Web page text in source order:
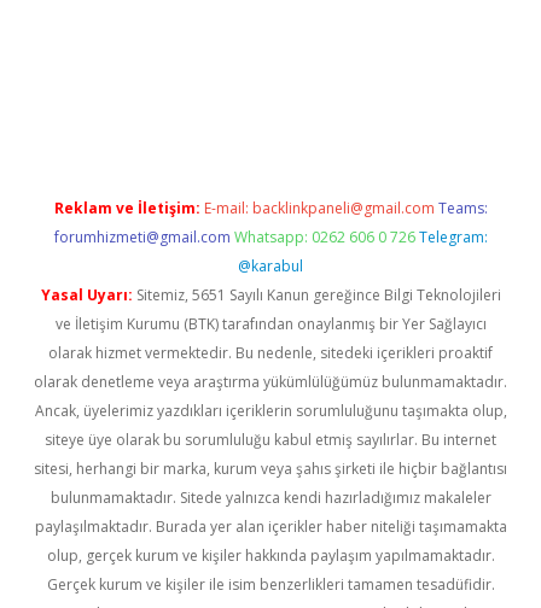
Reklam ve İletişim: E-mail: backlinkpaneli@gmail.com Teams:
forumhizmeti@gmail.com Whatsapp: 0262 606 0 726 Telegram:
@karabul
Yasal Uyarı: Sitemiz, 5651 Sayılı Kanun gereğince Bilgi Teknolojileri
ve İletişim Kurumu (BTK) tarafından onaylanmış bir Yer Sağlayıcı
olarak hizmet vermektedir. Bu nedenle, sitedeki içerikleri proaktif
olarak denetleme veya araştırma yükümlülüğümüz bulunmamaktadır.
Ancak, üyelerimiz yazdıkları içeriklerin sorumluluğunu taşımakta olup,
siteye üye olarak bu sorumluluğu kabul etmiş sayılırlar. Bu internet
sitesi, herhangi bir marka, kurum veya şahıs şirketi ile hiçbir bağlantısı
bulunmamaktadır. Sitede yalnızca kendi hazırladığımız makaleler
paylaşılmaktadır. Burada yer alan içerikler haber niteliği taşımamakta
olup, gerçek kurum ve kişiler hakkında paylaşım yapılmamaktadır.
Gerçek kurum ve kişiler ile isim benzerlikleri tamamen tesadüfidir.